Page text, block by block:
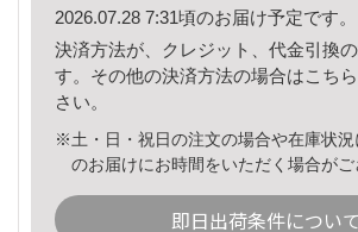
2026.07.28 7:31頃のお届け予定です。
決済方法が、クレジット、代金引換
す。その他の決済方法の場合はこちら
さい。
※土・日・祝日の注文の場合や在庫状況
のお届けにお時間をいただく場合がご
即日出荷条件について